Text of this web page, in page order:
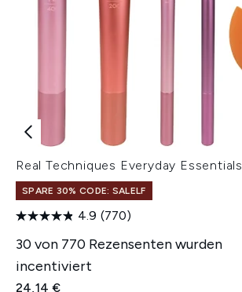
Real Techniques Everyday Essentials
SPARE 30% CODE: SALELF
4.9 (770)
30 von 770 Rezensenten wurden
incentiviert
24,14 €